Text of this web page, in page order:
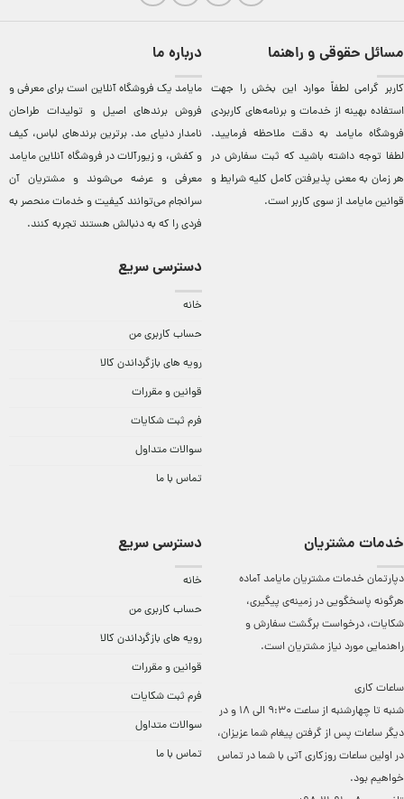
مسائل حقوقی و راهنما
کاربر گرامی لطفاً موارد این بخش را جهت
استفاده بهینه از خدمات و برنامه‌‏های کاربردی
فروشگاه مایامد به دقت ملاحظه فرمایید.
لطفا توجه داشته باشید که ثبت سفارش در
هر زمان به معنی پذیرفتن کامل کلیهشرایط و
قوانین مایامداز سوی کاربر است.
درباره ما
مایامد يک فروشگاه آنلاين است برای معرفی و
فروش برندهای اصيل و توليدات طراحان
نامدار دنيای مد. برترين‌ برندهای لباس، کيف
و کفش، و زيورآلات در فروشگاه آنلاين مایامد
معرفی و عرضه می‌شوند و مشتريان آن
سرانجام می‌توانند کيفيت و خدمات منحصر به
فردی را که به دنبالش هستند تجربه کنند.
دسترسی سریع
خانه
حساب کاربری من
رویه های بازگرداندن کالا
قوانین و مقررات
فرم ثبت شکایات
سوالات متداول
تماس با ما
خدمات مشتریان
دپارتمان خدمات مشتریان مایامد آماده
هرگونه پاسخگویی در زمینه‌ی پیگیری،
شکایات، درخواست برگشت سفارش و
راهنمایی مورد نیاز مشتریان است.
ساعات کاری
شنبه تا چهارشنبه از ساعت 9:30 الی 18 و در
دیگر ساعات ‌پس از گرفتن پیغام شما عزیزان،
در اولین ساعات روزکاری آتی با شما در تماس
خواهیم بود.
دسترسی سریع
خانه
حساب کاربری من
رویه های بازگرداندن کالا
قوانین و مقررات
فرم ثبت شکایات
سوالات متداول
تماس با ما